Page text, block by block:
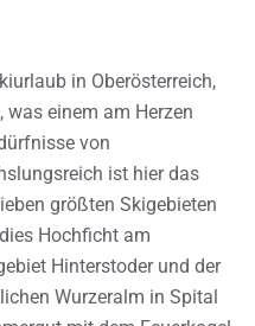
in Oberösterreich,
was einem am Herzen
von
ist hier das
größten Skigebieten
Hochficht am
Hinterstoder und der
Wurzeralm in Spital